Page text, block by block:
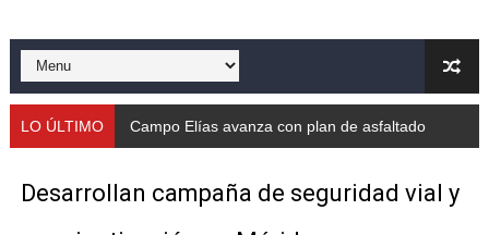
Mérida fortalece su reserva deportiva de cara a
Gobernación de Mérida instalará mesa de trabajo con
Fundecem ofrece taller de bordado en punto de cruz
LO ÚLTIMO Campo Elías avanza con plan de asfaltado
Desarrollan campaña de seguridad vial y